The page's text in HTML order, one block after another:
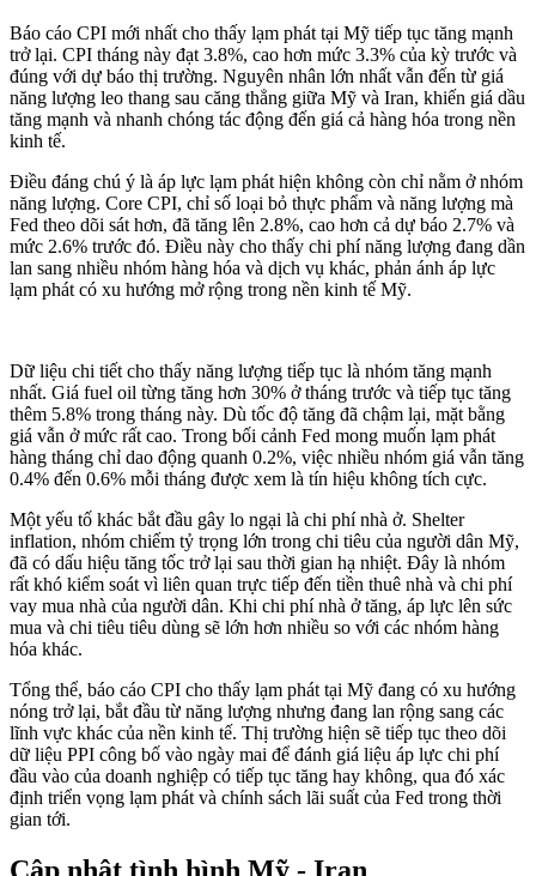
Báo cáo CPI mới nhất cho thấy lạm phát tại Mỹ tiếp tục tăng mạnh
trở lại. CPI tháng này đạt 3.8%, cao hơn mức 3.3% của kỳ trước và
đúng với dự báo thị trường. Nguyên nhân lớn nhất vẫn đến từ giá
năng lượng leo thang sau căng thẳng giữa Mỹ và Iran, khiến giá dầu
tăng mạnh và nhanh chóng tác động đến giá cả hàng hóa trong nền
kinh tế.
Điều đáng chú ý là áp lực lạm phát hiện không còn chỉ nằm ở nhóm
năng lượng. Core CPI, chỉ số loại bỏ thực phẩm và năng lượng mà
Fed theo dõi sát hơn, đã tăng lên 2.8%, cao hơn cả dự báo 2.7% và
mức 2.6% trước đó. Điều này cho thấy chi phí năng lượng đang dần
lan sang nhiều nhóm hàng hóa và dịch vụ khác, phản ánh áp lực
lạm phát có xu hướng mở rộng trong nền kinh tế Mỹ.
Dữ liệu chi tiết cho thấy năng lượng tiếp tục là nhóm tăng mạnh
nhất. Giá fuel oil từng tăng hơn 30% ở tháng trước và tiếp tục tăng
thêm 5.8% trong tháng này. Dù tốc độ tăng đã chậm lại, mặt bằng
giá vẫn ở mức rất cao. Trong bối cảnh Fed mong muốn lạm phát
hàng tháng chỉ dao động quanh 0.2%, việc nhiều nhóm giá vẫn tăng
0.4% đến 0.6% mỗi tháng được xem là tín hiệu không tích cực.
Một yếu tố khác bắt đầu gây lo ngại là chi phí nhà ở. Shelter
inflation, nhóm chiếm tỷ trọng lớn trong chi tiêu của người dân Mỹ,
đã có dấu hiệu tăng tốc trở lại sau thời gian hạ nhiệt. Đây là nhóm
rất khó kiểm soát vì liên quan trực tiếp đến tiền thuê nhà và chi phí
vay mua nhà của người dân. Khi chi phí nhà ở tăng, áp lực lên sức
mua và chi tiêu tiêu dùng sẽ lớn hơn nhiều so với các nhóm hàng
hóa khác.
Tổng thể, báo cáo CPI cho thấy lạm phát tại Mỹ đang có xu hướng
nóng trở lại, bắt đầu từ năng lượng nhưng đang lan rộng sang các
lĩnh vực khác của nền kinh tế. Thị trường hiện sẽ tiếp tục theo dõi
dữ liệu PPI công bố vào ngày mai để đánh giá liệu áp lực chi phí
đầu vào của doanh nghiệp có tiếp tục tăng hay không, qua đó xác
định triển vọng lạm phát và chính sách lãi suất của Fed trong thời
gian tới.